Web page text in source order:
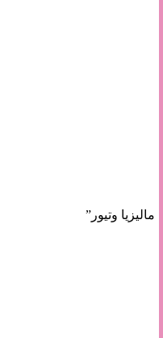
وتیور”